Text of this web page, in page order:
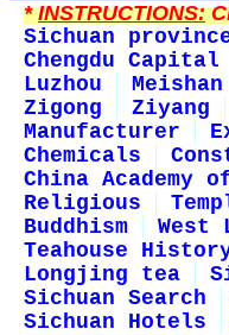
*INSTRUCTIONS:
Sichuan
Chengdu Capital
Luzhou
Meishan
Zigong
Ziyang
Manufacturer
Chemicals
China Academy
Religious
Buddhism
West
Teahouse
Longjing tea
Sichuan Search
Sichuan Hotels